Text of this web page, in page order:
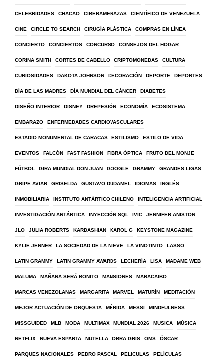
CELEBRIDADES CHACAO CIBERAMENAZAS CIENTÍFICO DE VENEZUELA
CINE CIRCLE TO SEARCH CIRUGÍA PLÁSTICA COMPRAS EN LÍNEA
CONCIERTO CONCIERTOS CONCURSO CONSEJOS DEL HOGAR
CORINA SMITH CORTES DE CABELLO CRIPTOMONEDAS CULTURA
CURIOSIDADES DAKOTA JOHNSON DECORACIÓN DEPORTE DEPORTES
DÍA DE LAS MADRES DÍA MUNDIAL DEL CÁNCER DIABETES
DISEÑO INTERIOR DISNEY DREPESIÓN ECONOMÍA ECOSISTEMA
EMBARAZO ENFERMEDADES CARDIOVASCULARES
ESTADIO MONUMENTAL DE CARACAS ESTILISMO ESTILO DE VIDA
EVENTOS FALCÓN FAST FASHION FIBRA ÓPTICA FRUTO DEL MONJE
FÚTBOL GIRA MUNDIAL DON JUAN GOOGLE GRAMMY GRANDES LIGAS
GRIPE AVIAR GRISELDA GUSTAVO DUDAMEL IDIOMAS INGLÉS
INMOBILIARIA INSTITUTO ANTÁRTICO CHILENO INTELIGENCIA ARTIFICIAL
INVESTIGACIÓN ANTÁRTICA INYECCIÓN SQL IVIC JENNIFER ANISTON
JLO JULIA ROBERTS KARDASHIAN KAROL G KEYSTONE MAGAZINE
KYLIE JENNER LA SOCIEDAD DE LA NIEVE LA VINOTINTO LASSO
LATIN GRAMMY LATIN GRAMMY AWARDS LECHERÍA LISA MADAME WEB
MALUMA MAÑANA SERÁ BONITO MANSIONES MARACAIBO
MARCAS VENEZOLANAS MARGARITA MARVEL MATURÍN MEDITACIÓN
MEJOR ACTUACIÓN DE ORQUESTA MÉRIDA MESSI MINDFULNESS
MISSGUIDED MLB MODA MULTIMAX MUNDIAL 2026 MUSICA MÚSICA
NETFLIX NUEVA ESPARTA NUTELLA OBRA GRIS OMS ÓSCAR
PARQUES NACIONALES PEDRO PASCAL PELICULAS PELÍCULAS